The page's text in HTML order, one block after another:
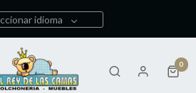
idioma
0